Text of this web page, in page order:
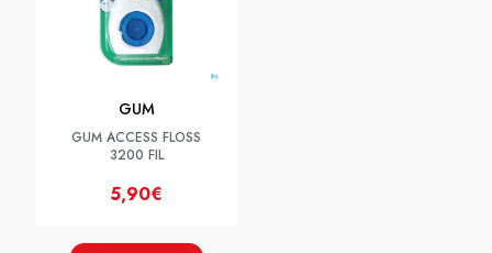
GUM
GUM ACCESS FLOSS
3200 FIL
5,90€